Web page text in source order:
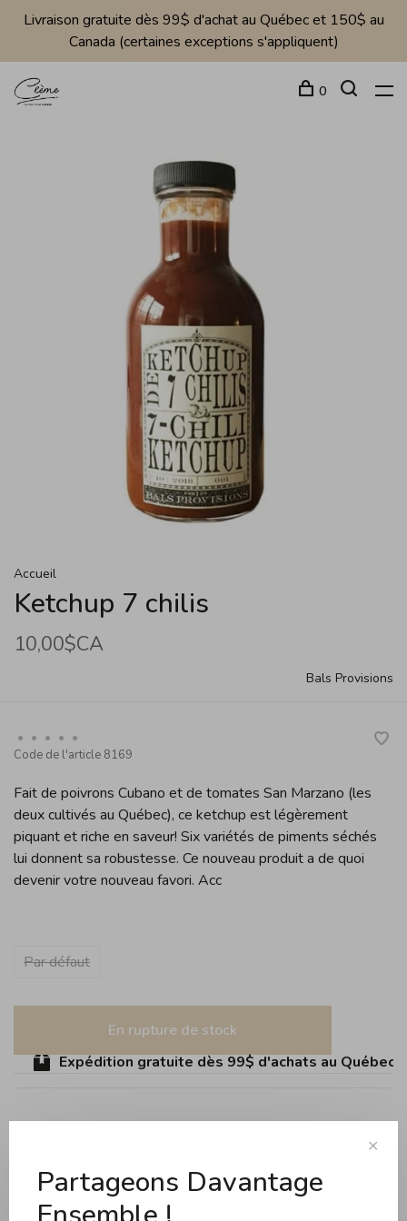
Livraison gratuite dès 99$ d'achat au Québec et 150$ au
Canada (certaines exceptions s'appliquent)
0
Accueil
Ketchup 7 chilis
10,00$CA
Bals Provisions
• • • • •
Code de l'article 8169
Fait de poivrons Cubano et de tomates San Marzano (les
deux cultivés au Québec), ce ketchup est légèrement
piquant et riche en saveur! Six variétés de piments séchés
lui donnent sa robustesse. Ce nouveau produit a de quoi
devenir votre nouveau favori. Acc
Par défaut
En rupture de stock
Expédition gratuite dès 99$ d'achats au Québec
Courriel
✕
Partageons Davantage